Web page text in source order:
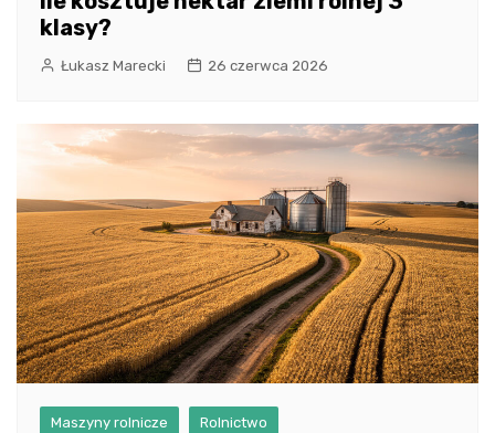
klasy?
Łukasz Marecki 26 czerwca 2026
Maszyny rolnicze Rolnictwo